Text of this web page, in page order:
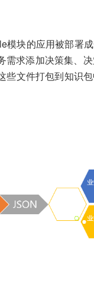
块的应用被部署
求添加决策集、决
些文件打包到知识